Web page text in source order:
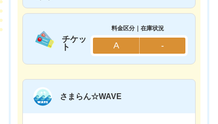
チケッ
ト
料金区分｜在庫状況
A -
さまらん☆WAVE